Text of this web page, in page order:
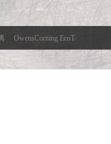
OwensCorning EcoTouch®宜可®玻